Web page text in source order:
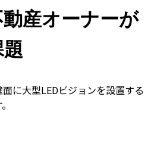
産オーナーが
に大型LEDビジョンを設置する